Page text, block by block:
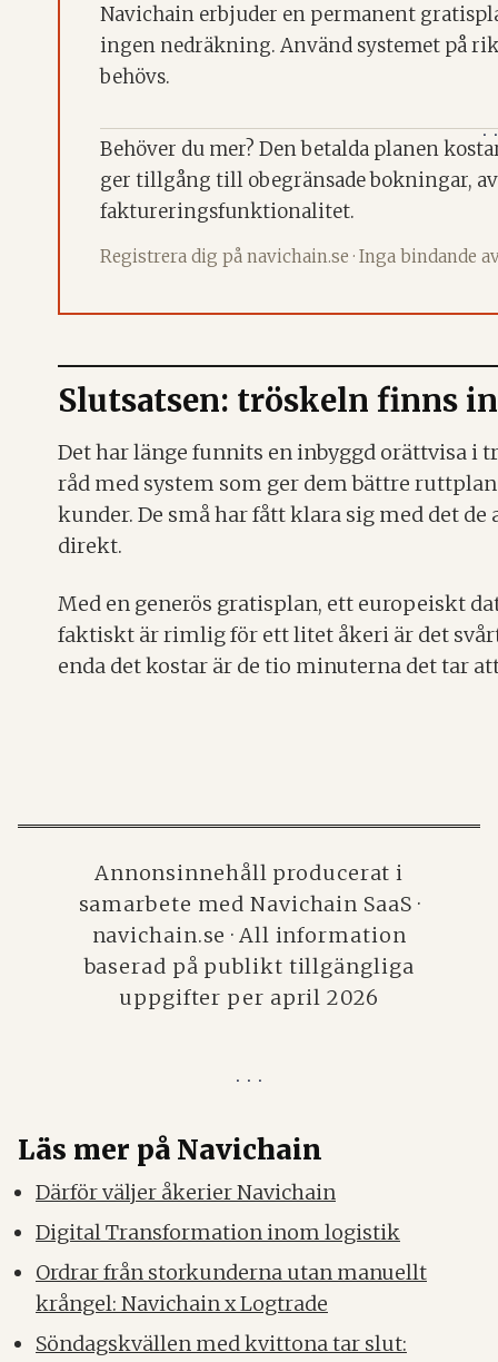
Navichain erbjuder en permanent
ingen nedräkning. Använd systemet på
behövs.
Behöver du mer? Den betalda planen
ger tillgång till obegränsade bokningar,
faktureringsfunktionalitet.
Registrera dig på navichain.se · Inga bindande
Slutsatsen: tröskeln finns
Det har länge funnits en inbyggd orättvisa i
råd med system som ger dem bättre
kunder. De små har fått klara sig med det
direkt.
Med en generös gratisplan, ett europeiskt
faktiskt är rimlig för ett litet åkeri är det
enda det kostar är de tio minuterna det tar
Annonsinnehåll producerat i
samarbete med Navichain SaaS ·
navichain.se · All information
baserad på publikt tillgängliga
uppgifter per april 2026
Läs mer på Navichain
Därför väljer åkerier Navichain
Digital Transformation inom logistik
Ordrar från storkunderna utan manuellt
krångel: Navichain x Logtrade
Söndagskvällen med kvittona tar slut: